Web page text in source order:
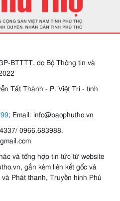
BTTTT, do Bộ Thông tin và
Tất Thành - P. Việt Trì - tỉnh
; Email: info@baophutho.vn
0966.683988.
và tổng hợp tin tức từ website
gắn kèm liên kết gốc và
Phát thanh, Truyền hình Phú